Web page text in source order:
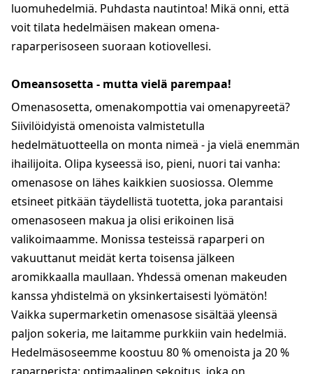
luomuhedelmiä. Puhdasta nautintoa! Mikä onni, että
voit tilata hedelmäisen makean omena-
raparperisoseen suoraan kotiovellesi.
Omeansosetta - mutta vielä parempaa!
Omenasosetta, omenakompottia vai omenapyreetä?
Siivilöidyistä omenoista valmistetulla
hedelmätuotteella on monta nimeä - ja vielä enemmän
ihailijoita. Olipa kyseessä iso, pieni, nuori tai vanha:
omenasose on lähes kaikkien suosiossa. Olemme
etsineet pitkään täydellistä tuotetta, joka parantaisi
omenasoseen makua ja olisi erikoinen lisä
valikoimaamme. Monissa testeissä raparperi on
vakuuttanut meidät kerta toisensa jälkeen
aromikkaalla maullaan. Yhdessä omenan makeuden
kanssa yhdistelmä on yksinkertaisesti lyömätön!
Vaikka supermarketin omenasose sisältää yleensä
paljon sokeria, me laitamme purkkiin vain hedelmiä.
Hedelmäsoseemme koostuu 80 % omenoista ja 20 %